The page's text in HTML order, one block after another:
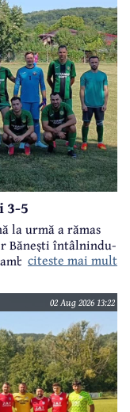
3-5
la urmă a rămas
Bănești întâlnindu-
formații.
citeste mai mult
02 Aug 2026 13:22